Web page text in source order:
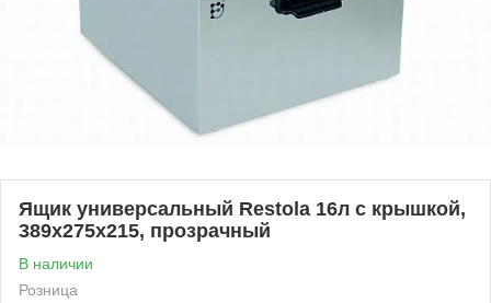
Ящик универсальный Restola 16л с крышкой,
389х275х215, прозрачный
В наличии
Розница